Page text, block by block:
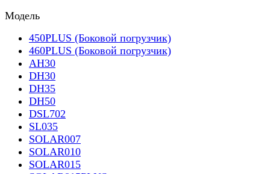
Модель
450PLUS (Боковой погрузчик)
460PLUS (Боковой погрузчик)
AH30
DH30
DH35
DH50
DSL702
SL035
SOLAR007
SOLAR010
SOLAR015